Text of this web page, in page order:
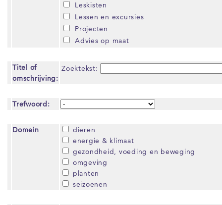
Leskisten
Lessen en excursies
Projecten
Advies op maat
Titel of
omschrijving:
Zoektekst:
Trefwoord:
Domein
dieren
energie & klimaat
gezondheid, voeding en beweging
omgeving
planten
seizoenen